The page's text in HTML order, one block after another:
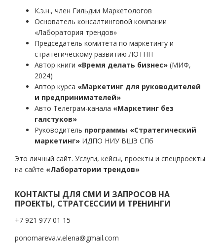
К.э.н., член Гильдии Маркетологов
Основатель консалтинговой компании
«Лаборатория трендов»
Председатель комитета по маркетингу и
стратегическому развитию ЛОТПП
Автор книги «Время делать бизнес» (МИФ,
2024)
Автор курса «Маркетинг для руководителей
и предпринимателей»
Авто Телеграм-канала «Маркетинг без
галстуков»
Руководитель программы «Стратегический
маркетинг» ИДПО НИУ ВШЭ СПб
Это личный сайт. Услуги, кейсы, проекты и спецпроекты
на сайте «Лаборатории трендов»
КОНТАКТЫ ДЛЯ СМИ И ЗАПРОСОВ НА
ПРОЕКТЫ, СТРАТСЕССИИ И ТРЕНИНГИ
+7 921 977 01 15
ponomareva.v.elena@gmail.com